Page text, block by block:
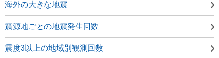
海外の大きな地震
震源地ごとの地震発生回数
震度3以上の地域別観測回数